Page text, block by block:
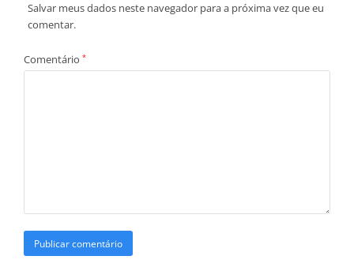
Salvar meus dados neste navegador para a próxima vez que eu
comentar.
Comentário *